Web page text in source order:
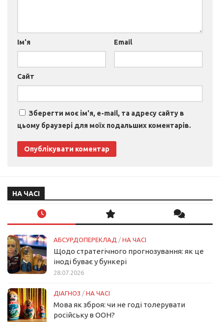
Ім'я Email
Сайт
Зберегти моє ім'я, e-mail, та адресу сайту в
цьому браузері для моїх подальших коментарів.
НА ЧАСІ
АБСУРДОПЕРЕКЛАД / НА ЧАСІ
Щодо стратегічного прогнозування: як це
іноді буває у бункері
28.07.2026
ДІАГНОЗ / НА ЧАСІ
Мова як зброя: чи не годі толерувати
російську в ООН?